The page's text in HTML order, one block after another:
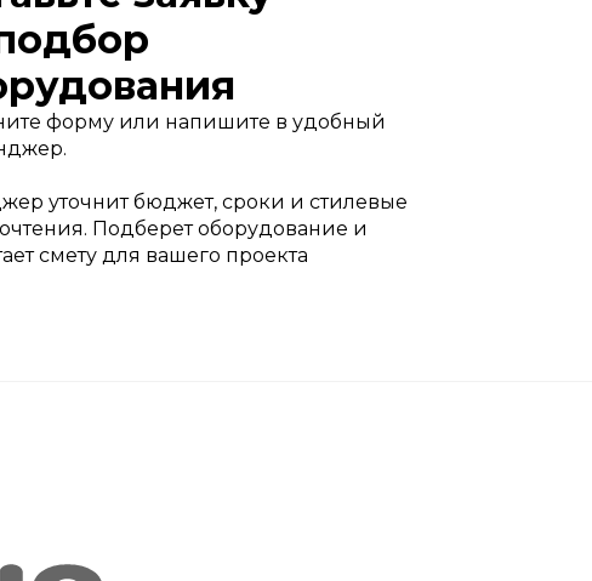
форму или напишите в удобный
уточнит бюджет, сроки и стилевые
Подберет оборудование и
смету для вашего проекта